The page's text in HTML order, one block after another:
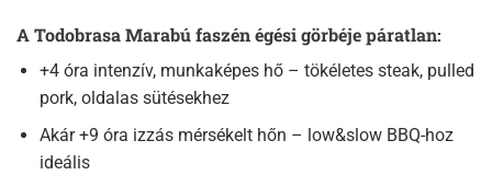
A Todobrasa Marabú faszén égési görbéje páratlan:
+4 óra intenzív, munkaképes hő – tökéletes steak, pulled
pork, oldalas sütésekhez
Akár +9 óra izzás mérsékelt hőn – low&slow BBQ-hoz
ideális